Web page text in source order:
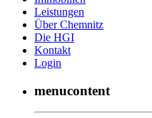
Leistungen
Über Chemnitz
Die HGI
Kontakt
Login
menucontent